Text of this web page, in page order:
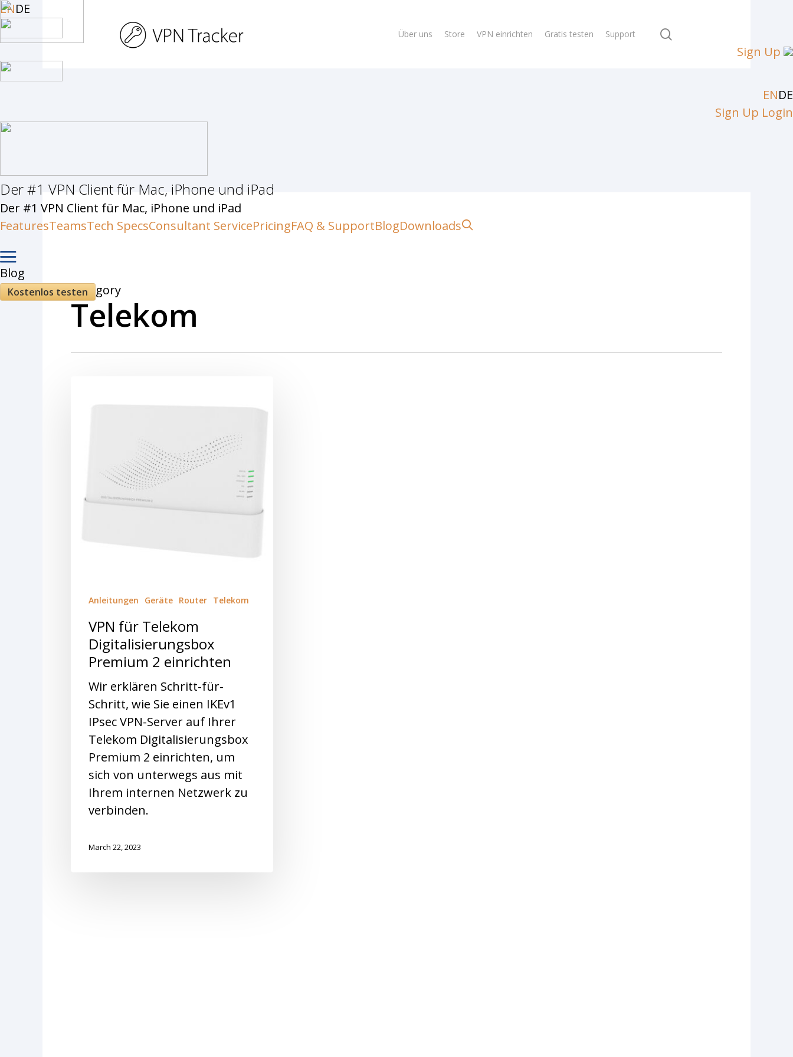
ENDE
Sign Up
ENDE
Sign Up Login
Der #1 VPN Client für Mac, iPhone und iPad
Der #1 VPN Client für Mac, iPhone und iPad
FeaturesTeamsTech SpecsConsultant ServicePricingFAQ & SupportBlogDownloads
Blog
Kostenlos testen
Skip
to
main
content
Hit enter to search or ESC to close
Über uns Store VPN einrichten Gratis testen Support
Category
Telekom
Anleitungen Geräte Router Telekom
VPN für Telekom
Digitalisierungsbox
Premium 2 einrichten
Wir erklären Schritt-für-
Schritt, wie Sie einen IKEv1
IPsec VPN-Server auf Ihrer
Telekom Digitalisierungsbox
Premium 2 einrichten, um
sich von unterwegs aus mit
Ihrem internen Netzwerk zu
verbinden.
March 22, 2023